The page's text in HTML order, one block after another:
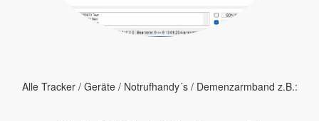
Alle Tracker / Geräte / Notrufhandy´s / Demenzarmband z.B.: